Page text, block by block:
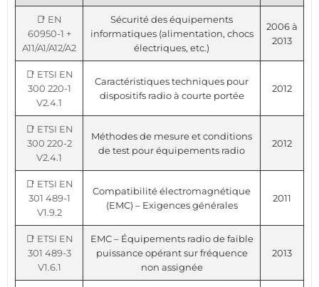
📑 EN
60950-1 +
A11/A1/A12/A2
Sécurité des équipements
informatiques (alimentation, chocs
électriques, etc.)
2006 à
2013
📑 ETSI EN
300 220-1
V2.4.1
Caractéristiques techniques pour
dispositifs radio à courte portée
2012
📑 ETSI EN
300 220-2
V2.4.1
Méthodes de mesure et conditions
de test pour équipements radio
2012
📑 ETSI EN
301 489-1
V1.9.2
Compatibilité électromagnétique
(EMC) – Exigences générales
2011
📑 ETSI EN
301 489-3
V1.6.1
EMC – Équipements radio de faible
puissance opérant sur fréquence
non assignée
2013